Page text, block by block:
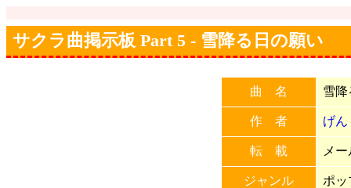
サクラ曲掲示板 Part 5 - 雪降る日の願い
曲 名 雪降
作 者 げん
転 載 メ
ジャンル ポッ